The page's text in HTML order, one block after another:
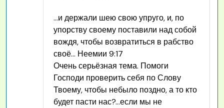
…и держали шею свою упруго, и, по
упорству своему поставили над собой
вождя, чтобы возвратиться в рабство
своё… Неемии 9:17
Очень серьёзная тема. Помоги
Господи проверить себя по Слову
Твоему, чтобы небыло поздно, а то кто
будет пасти нас?…если мы не